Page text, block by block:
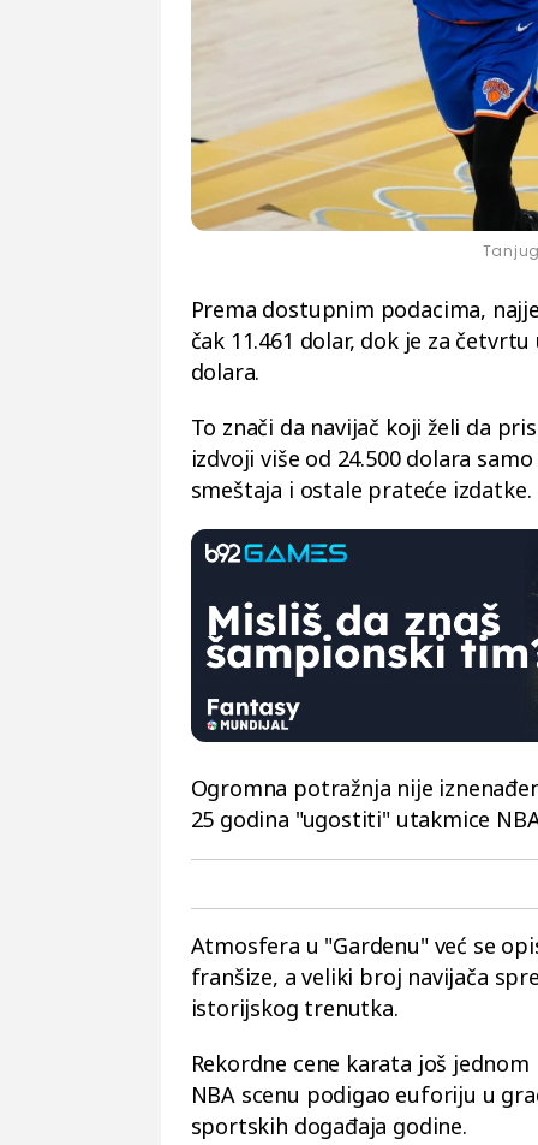
Prema dostupnim podacima,
čak 11.461 dolar, dok je za
dolara.
To znači da navijač koji želi da
izdvoji više od 24.500 dolara
smeštaja i ostale prateće izdatke.
Ogromna potražnja nije
25 godina "ugostiti" utakmice
Atmosfera u "Gardenu" već se
franšize, a veliki broj navijača
istorijskog trenutka.
Rekordne cene karata još
NBA scenu podigao euforiju u
sportskih događaja godine.